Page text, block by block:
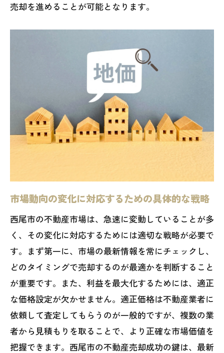
成功事例
プロのサポートがもたらすメリット
仲介業者とのコミュニケーション方法
成功事例に見る効果的な売却戦略
専門家のアドバイスを最大限に活用する
方法
西尾市で空き家売却をスムーズに進めるため
売却準備から契約までのステップ
トラブルを未然に防ぐためのチェックリ
スト
売却活動の進行管理方法
売却後のフォローアップとその重要性
買主との交渉を円滑に進めるコツ
スムーズな売却を実現するための総合ガ
イド
売却を進めることが可能となります。
市場動向の変化に対応するための具体的な戦略
西尾市の不動産市場は、急速に変動していることが多
く、その変化に対応するためには適切な戦略が必要で
す。まず第一に、市場の最新情報を常にチェックし、
どのタイミングで売却するのが最適かを判断すること
が重要です。また、利益を最大化するためには、適正
な価格設定が欠かせません。適正価格は不動産業者に
依頼して査定してもらうのが一般的ですが、複数の業
者から見積もりを取ることで、より正確な市場価値を
把握できます。西尾市の不動産売却成功の鍵は、最新